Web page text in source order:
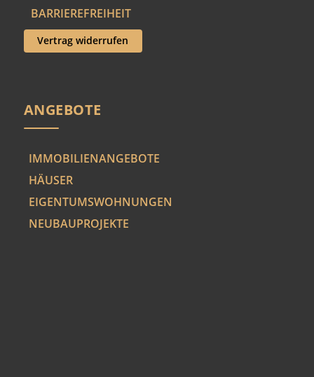
BARRIEREFREIHEIT
Vertrag widerrufen
ANGEBOTE
IMMOBILIENANGEBOTE
HÄUSER
EIGENTUMSWOHNUNGEN
NEUBAUPROJEKTE